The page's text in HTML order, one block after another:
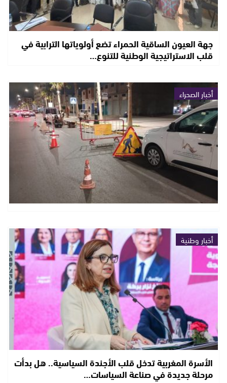
جهة العيون الساقية الحمراء تضع أولوياتها الترابية في
قلب الاستراتيجية الوطنية للتنوع…
أخبار الصحراء
أخبار وطنية
الأسرة المغربية تدخل قلب الأجندة السياسية.. هل بدأت
مرحلة جديدة في صناعة السياسات…